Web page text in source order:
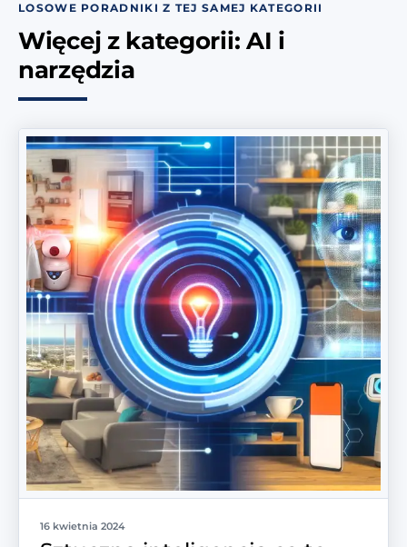
LOSOWE PORADNIKI Z TEJ SAMEJ KATEGORII
Więcej z kategorii: AI i
narzędzia
16 kwietnia 2024